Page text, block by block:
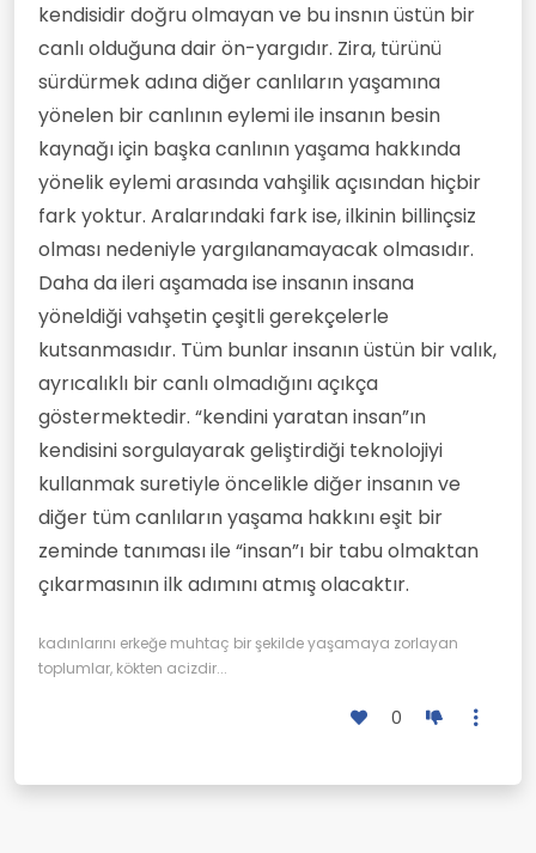
kendisidir doğru olmayan ve bu insnın üstün bir
canlı olduğuna dair ön-yargıdır. Zira, türünü
sürdürmek adına diğer canlıların yaşamına
yönelen bir canlının eylemi ile insanın besin
kaynağı için başka canlının yaşama hakkında
yönelik eylemi arasında vahşilik açısından hiçbir
fark yoktur. Aralarındaki fark ise, ilkinin billinçsiz
olması nedeniyle yargılanamayacak olmasıdır.
Daha da ileri aşamada ise insanın insana
yöneldiği vahşetin çeşitli gerekçelerle
kutsanmasıdır. Tüm bunlar insanın üstün bir valık,
ayrıcalıklı bir canlı olmadığını açıkça
göstermektedir. “kendini yaratan insan”ın
kendisini sorgulayarak geliştirdiği teknolojiyi
kullanmak suretiyle öncelikle diğer insanın ve
diğer tüm canlıların yaşama hakkını eşit bir
zeminde tanıması ile “insan”ı bir tabu olmaktan
çıkarmasının ilk adımını atmış olacaktır.
kadınlarını erkeğe muhtaç bir şekilde yaşamaya zorlayan
toplumlar, kökten acizdir...
0